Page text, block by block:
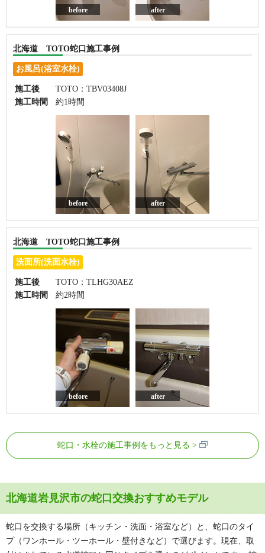
before after
北海道 TOTO蛇口施工事例
お風呂(浴室水栓)
施工後
TOTO：TBV03408J
施工時間
約1時間
before after
北海道 TOTO蛇口施工事例
洗面所(洗面水栓)
施工後
TOTO：TLHG30AEZ
施工時間
約2時間
before after
蛇口・水栓の施工事例をもっと見る
北海道岩見沢市の蛇口交換おすすめモデル
蛇口を交換する場所（キッチン・洗面・浴室など）と、蛇口のタイ
プ（ワンホール・ツーホール・壁付きなど）で選びます。現在、取